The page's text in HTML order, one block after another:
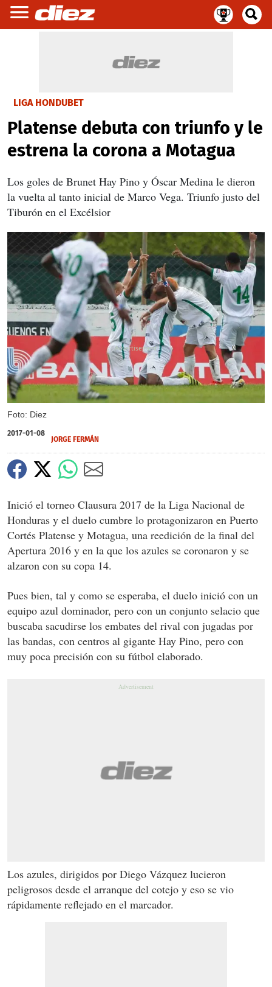
LIGA HONDUBET
Platense debuta con triunfo y le
estrena la corona a Motagua
Los goles de Brunet Hay Pino y Óscar Medina le dieron
la vuelta al tanto inicial de Marco Vega. Triunfo justo del
Tiburón en el Excélsior
Foto: Diez
X
2017-01-08
JORGE FERMÁN
Inició el torneo Clausura 2017 de la Liga Nacional de
Honduras y el duelo cumbre lo protagonizaron en Puerto
Cortés Platense y Motagua, una reedición de la final del
Apertura 2016 y en la que los azules se coronaron y se
alzaron con su copa 14.
Pues bien, tal y como se esperaba, el duelo inició con un
equipo azul dominador, pero con un conjunto selacio que
buscaba sacudirse los embates del rival con jugadas por
las bandas, con centros al gigante Hay Pino, pero con
muy poca precisión con su fútbol elaborado.
Los azules, dirigidos por Diego Vázquez lucieron
peligrosos desde el arranque del cotejo y eso se vio
rápidamente reflejado en el marcador.